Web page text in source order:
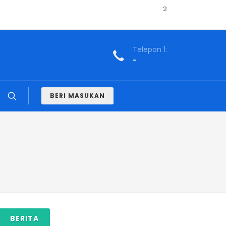
2
Telepon 1:
-
BERI MASUKAN
BERITA